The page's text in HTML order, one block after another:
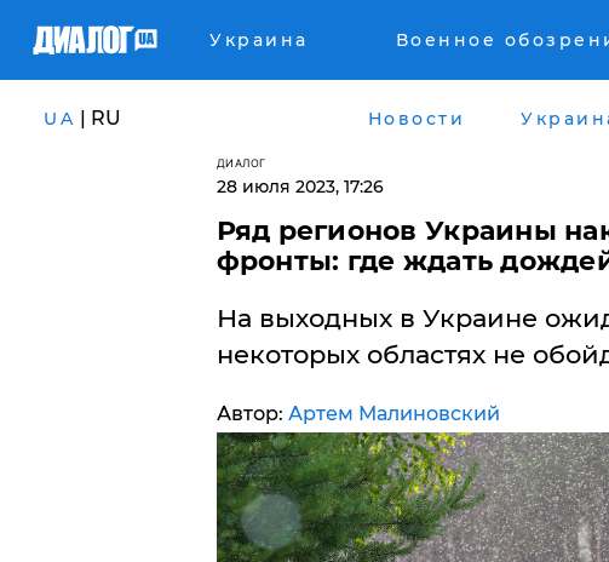
Украина Военное
UA | RU Новости
ДИАЛОГ
28 июля 2023, 17:26
Ряд регионов Украины
фронты: где ждать
На выходных в Украине
некоторых областях не
Автор: Артем Малиновский